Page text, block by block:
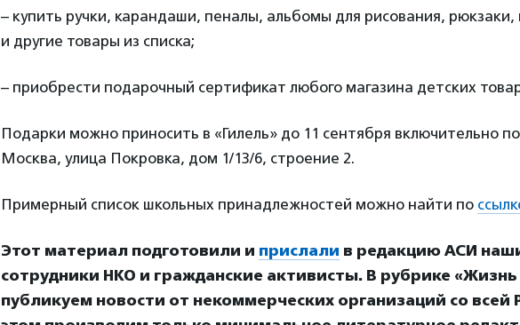
– купить ручки, карандаши, пеналы, альбомы для рисования, рюкзаки,
и другие товары из списка;
– приобрести подарочный сертификат любого магазина детских
Подарки можно приносить в «Гилель» до 11 сентября включительно
Москва, улица Покровка, дом 1/13/6, строение 2.
Примерный список школьных принадлежностей можно найти по
Этот материал подготовили и прислали в редакцию АСИ
сотрудники НКО и гражданские активисты. В рубрике
публикуем новости от некоммерческих организаций со всей